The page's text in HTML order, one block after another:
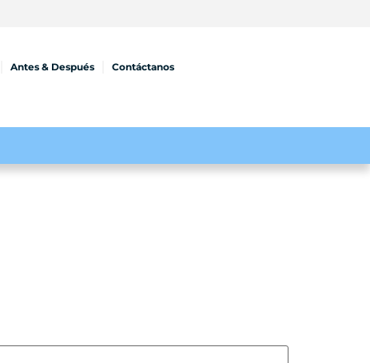
Antes & Después Contáctanos